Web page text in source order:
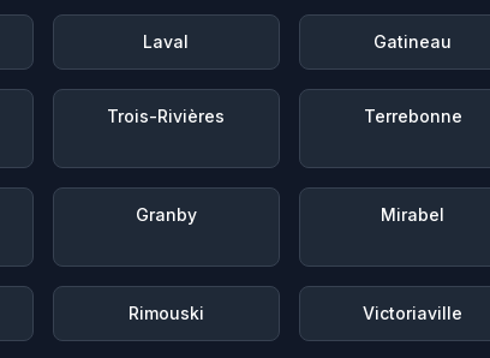
Laval Gatineau
Trois-Rivières Terrebonne
Granby Mirabel
Rimouski Victoriaville